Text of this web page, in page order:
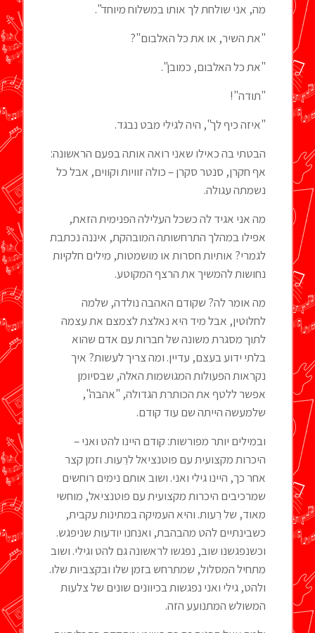
מה, אני שולחת לך אותו במשלוח מיוחד".
"את השיר, או את כל האלבום"?
"את כל האלבום, כמובן".
"תודה"!
"איזה כיף לך", היה לגילי מבט נבגד.
הבטתי בה כאילו שאני רואה אותה בפעם הראשונה:
אף חקרן, סנטר סקרן – כולה זוויות וקווים, אבל כל
נשמתה עגולה.
מה אני אגיד לה כשכל העלילה הפנימית הזאת,
אפילו במהלך התרחשותה המובהקת, איננה נכתבת
לגמרי? אותיות חסרות או מושמטות, מילים חלקיות
נחושות להמשיך את הרצף המקוטע.
מה אומר לה? שקודם האהבה נולדה, שלמה
לחלוטין, אבל מיד היא נאלצת לצמצם את עצמה
לתוך מסגרת משונה של חברות עם אדם שהוא
בלתי ידוע בעצם, עדיין. ומה צריך לעשות? איך
נקראות הפעולות המגושמות האלה, שבסיומן
אפשר ללטף את הכותרת הגדולה, "אהבה",
שלמעשה הייתה שם עוד קודם.
ובמילים יותר מפורשות: קודם היינו להט ואני –
היכרות מקצועית עם פוטנציאל לרֵעות. וזמן קצר
אחר כך, היינו גילי ואני. ושוב אותם נימים רוחשים
שמרכיבים היכרות מקצועית עם פוטנציאל, מוחשי
מאוד, של רֵעות. והיא העמיקה במתינות עקבית,
כשבינתיים להט מהבהבת, ואנחנו יודעות שניפגש.
וכשנפגשנו שוב, נפגשו לראשונה גם להט וגילי. ושוב
מתחיל המסלול, שמתרחש בזמן שלו ובקצביות שלו.
ולהט, גילי ואני נפגשות בכיוונים שונים של צלעות
המשולש המתנועע הזה.